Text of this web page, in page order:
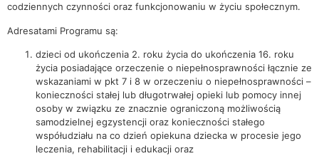
codziennych czynności oraz funkcjonowaniu w życiu społecznym.
Adresatami Programu są:
dzieci od ukończenia 2. roku życia do ukończenia 16. roku
życia posiadające orzeczenie o niepełnosprawności łącznie ze
wskazaniami w pkt 7 i 8 w orzeczeniu o niepełnosprawności –
konieczności stałej lub długotrwałej opieki lub pomocy innej
osoby w związku ze znacznie ograniczoną możliwością
samodzielnej egzystencji oraz konieczności stałego
współudziału na co dzień opiekuna dziecka w procesie jego
leczenia, rehabilitacji i edukacji oraz